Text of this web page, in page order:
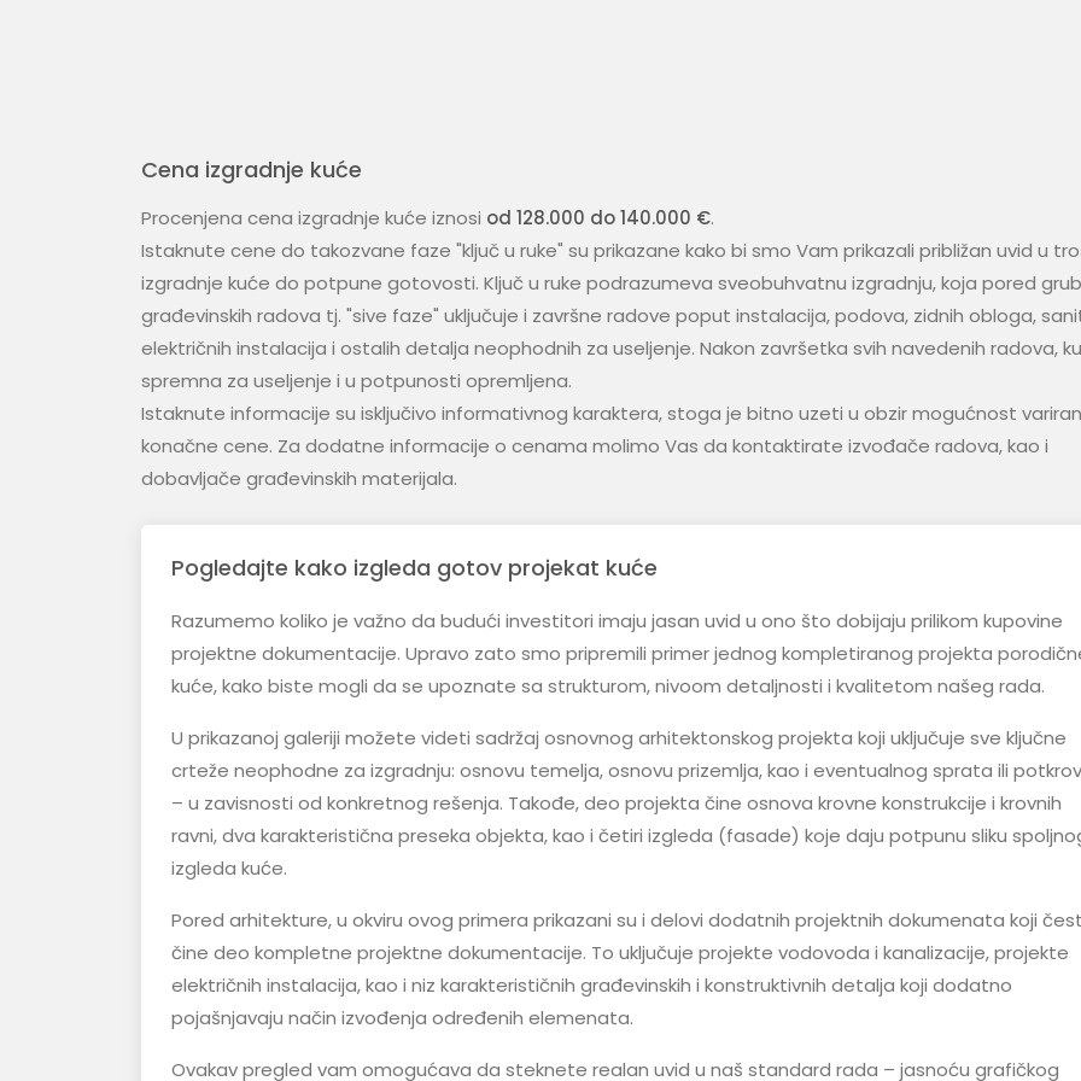
Cena izgradnje kuće
Procenjena cena izgradnje kuće iznosi od 128.000 do 140.000 €.
Istaknute cene do takozvane faze "ključ u ruke" su prikazane kako bi smo Vam prikazali približan uvid u
izgradnje kuće do potpune gotovosti. Ključ u ruke podrazumeva sveobuhvatnu izgradnju, koja pored
građevinskih radova tj. "sive faze" uključuje i završne radove poput instalacija, podova, zidnih obloga,
električnih instalacija i ostalih detalja neophodnih za useljenje. Nakon završetka svih navedenih radova,
spremna za useljenje i u potpunosti opremljena.
Istaknute informacije su isključivo informativnog karaktera, stoga je bitno uzeti u obzir mogućnost
konačne cene. Za dodatne informacije o cenama molimo Vas da kontaktirate izvođače radova, kao i
dobavljače građevinskih materijala.
Pogledajte kako izgleda gotov projekat kuće
Razumemo koliko je važno da budući investitori imaju jasan uvid u ono što dobijaju prilikom kupovine
projektne dokumentacije. Upravo zato smo pripremili primer jednog kompletiranog projekta
kuće, kako biste mogli da se upoznate sa strukturom, nivoom detaljnosti i kvalitetom našeg rada.
U prikazanoj galeriji možete videti sadržaj osnovnog arhitektonskog projekta koji uključuje sve ključne
crteže neophodne za izgradnju: osnovu temelja, osnovu prizemlja, kao i eventualnog sprata ili
– u zavisnosti od konkretnog rešenja. Takođe, deo projekta čine osnova krovne konstrukcije i krovnih
ravni, dva karakteristična preseka objekta, kao i četiri izgleda (fasade) koje daju potpunu sliku
izgleda kuće.
Pored arhitekture, u okviru ovog primera prikazani su i delovi dodatnih projektnih dokumenata koji
čine deo kompletne projektne dokumentacije. To uključuje projekte vodovoda i kanalizacije, projekte
električnih instalacija, kao i niz karakterističnih građevinskih i konstruktivnih detalja koji dodatno
pojašnjavaju način izvođenja određenih elemenata.
Ovakav pregled vam omogućava da steknete realan uvid u naš standard rada – jasnoću grafičkog